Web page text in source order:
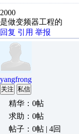
2000
是做变频器工程的
回复 引用 举报
yangfrong
关注 私信
精华：0帖
求助：0帖
帖子：0帖 | 4回